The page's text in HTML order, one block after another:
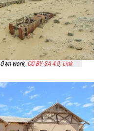
Own work, CC BY-SA 4.0, Link